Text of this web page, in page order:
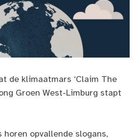
de klimaatmars ‘Claim The
Groen West-Limburg stapt
horen opvallende slogans,